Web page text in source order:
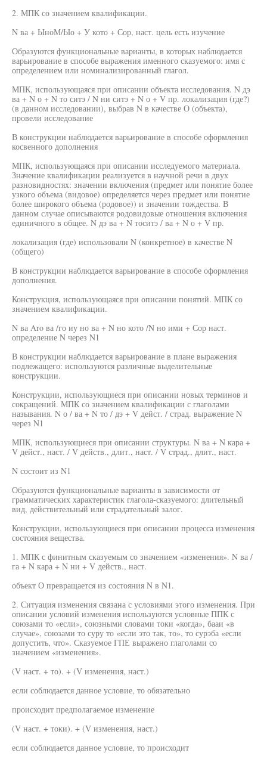
2. МПК со значением квалификации.
N ва + ЫноМ/Ыо + У кото + Сор, наст. цель есть изучение
Образуются функциональные варианты, в которых наблюдается
варьирование в способе выражения именного сказуемого: имя с
определением или номинализированный глагол.
МПК, использующаяся при описании объекта исследования. N дэ
ва + N о + N то ситэ / N ни ситэ + N о + V пр. локализация (где?)
(в данном исследовании), выбрав N в качестве О (объекта),
провели исследование
В конструкции наблюдается варьирование в способе оформления
косвенного дополнения
МПК, использующаяся при описании исследуемого материала.
Значение квалификации реализуется в научной речи в двух
разновидностях: значении включения (предмет или понятие более
узкого объема (видовое) определяется через предмет или понятие
более широкого объема (родовое)) и значении тождества. В
данном случае описываются родовидовые отношения включения
единичного в общее. N дэ ва + N тоситэ / ва + N о + V пр.
локализация (где) использовали N (конкретное) в качестве N
(общего)
В конструкции наблюдается варьирование в способе оформления
дополнения.
Конструкция, использующаяся при описании понятий. МПК со
значением квалификации.
N ва Aro ва /го иу но ва + N но кото /N но ими + Сор наст.
определение N через N1
В конструкции наблюдается варьирование в плане выражения
подлежащего: используются различные выделительные
конструкции.
Конструкции, использующиеся при описании новых терминов и
сокращений. МПК со значением квалификации с глаголами
называния. N о / ва + N то / дэ + V дейст. / страд. выражение N
через N1
МПК, использующиеся при описании структуры. N ва + N кара +
V дейст., наст. / V действ., длит., наст. / V страд., длит., наст.
N состоит из N1
Образуются функциональные варианты в зависимости от
грамматических характеристик глагола-сказуемого: длительный
вид, действительный или страдательный залог.
Конструкции, использующиеся при описании процесса изменения
состояния вещества.
1. МПК с финитным сказуемым со значением «изменения». N ва /
га + N кара + N ни + V действ., наст.
объект О превращается из состояния N в N1.
2. Ситуация изменения связана с условиями этого изменения. При
описании условий изменения используются условные ППК с
союзами то «если», союзными словами токи «когда», бааи «в
случае», союзами то суру то «если это так, то», то сурэба «если
допустить, что». Сказуемое ГПЕ выражено глаголами со
значением «изменения».
(V наст. + то). + (V изменения, наст.)
если соблюдается данное условие, то обязательно
происходит предполагаемое изменение
(V наст. + токи). + (V изменения, наст.)
если соблюдается данное условие, то происходит